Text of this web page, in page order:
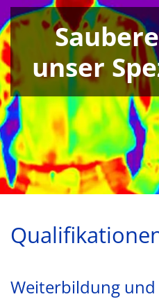
unser
Weiterbildung